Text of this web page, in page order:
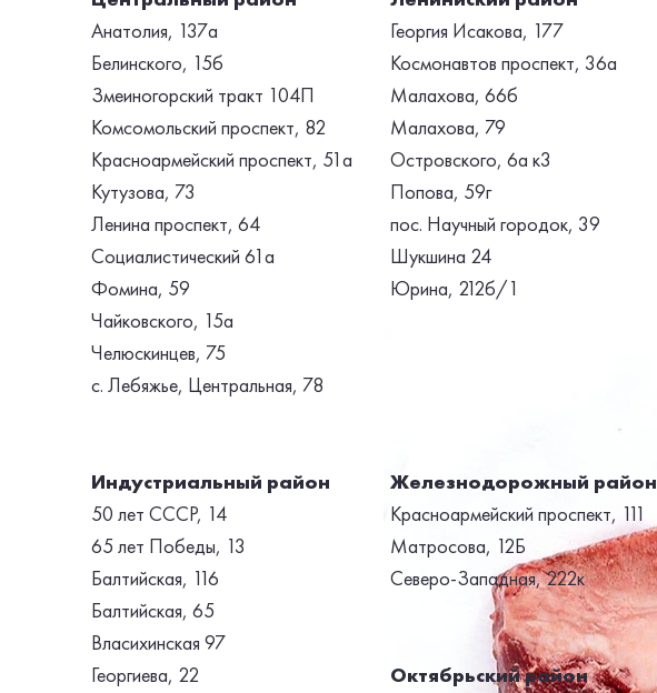
Анатолия, 137а
Белинского, 15б
Змеиногорский тракт 104П
Комсомольский проспект, 82
Красноармейский проспект, 51а
Кутузова, 73
Ленина проспект, 64
Социалистический 61а
Фомина, 59
Чайковского, 15а
Челюскинцев, 75
с. Лебяжье, Центральная, 78
Георгия Исакова, 177
Космонавтов проспект, 36а
Малахова, 66б
Малахова, 79
Островского, 6а к3
Попова, 59г
пос. Научный городок, 39
Шукшина 24
Юрина, 212б/1
Индустриальный район
50 лет СССР, 14
65 лет Победы, 13
Балтийская, 116
Балтийская, 65
Власихинская 97
Георгиева, 22
Железнодорожный район
Красноармейский проспект, 111
Матросова, 12Б
Северо-Западная, 222к
Октябрьский район